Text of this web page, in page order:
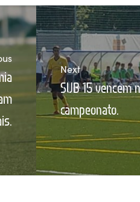
Next
SUB 15 vencem
campeonato.